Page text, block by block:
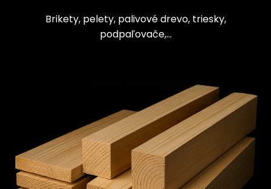
Brikety, pelety, palivové drevo, triesky,
podpaľovače,...